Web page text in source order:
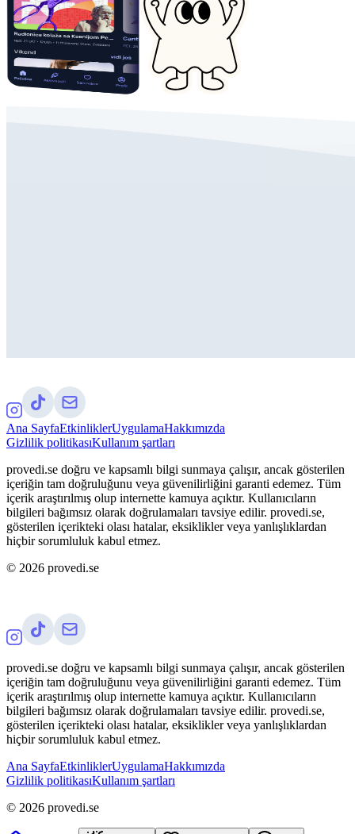
Ana SayfaEtkinliklerUygulamaHakkımızda
Gizlilik politikasıKullanım şartları
provedi.se doğru ve kapsamlı bilgi sunmaya çalışır, ancak gösterilen
içeriğin tam doğruluğunu veya güvenilirliğini garanti edemez. Tüm
içerik araştırılmış olup internette kamuya açıktır. Kullanıcıların
bilgileri bağımsız olarak doğrulamaları tavsiye edilir. provedi.se,
gösterilen içerikteki olası hatalar, eksiklikler veya yanlışlıklardan
hiçbir sorumluluk kabul etmez.
© 2026 provedi.se
provedi.se doğru ve kapsamlı bilgi sunmaya çalışır, ancak gösterilen
içeriğin tam doğruluğunu veya güvenilirliğini garanti edemez. Tüm
içerik araştırılmış olup internette kamuya açıktır. Kullanıcıların
bilgileri bağımsız olarak doğrulamaları tavsiye edilir. provedi.se,
gösterilen içerikteki olası hatalar, eksiklikler veya yanlışlıklardan
hiçbir sorumluluk kabul etmez.
Ana SayfaEtkinliklerUygulamaHakkımızda
Gizlilik politikasıKullanım şartları
© 2026 provedi.se